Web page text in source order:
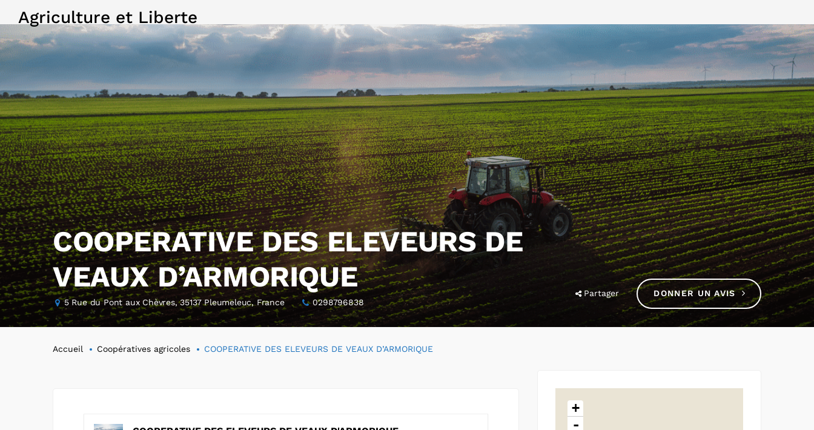
Agriculture et Liberte
COOPERATIVE DES ELEVEURS DE
VEAUX D’ARMORIQUE
5 Rue du Pont aux Chèvres, 35137 Pleumeleuc, France 0298796838
Partager DONNER UN AVIS
Accueil Coopératives agricoles COOPERATIVE DES ELEVEURS DE VEAUX D’ARMORIQUE
+
-